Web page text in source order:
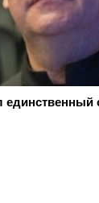
единственный